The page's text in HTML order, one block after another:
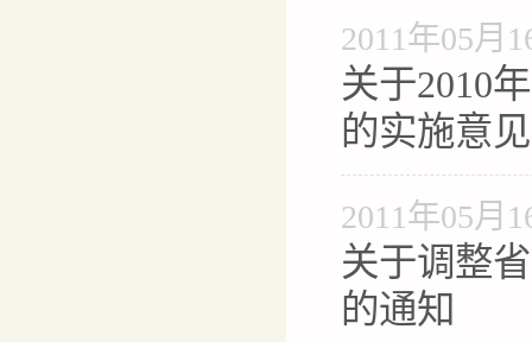
2011年05月
关于2010
的实施意见
2011年05月
关于调整
的通知